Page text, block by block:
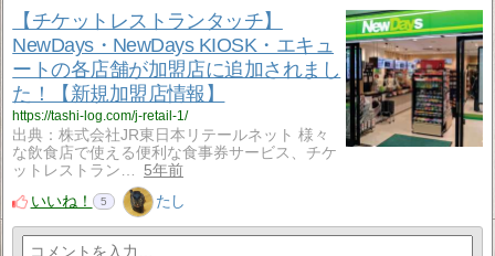
【チケットレストランタッチ】
NewDays・NewDays KIOSK・エキュ
ートの各店舗が加盟店に追加されまし
た！【新規加盟店情報】
https://tashi-log.com/j-retail-1/
出典：株式会社JR東日本リテールネット 様々
な飲食店で使える便利な食事券サービス、チケ
ットレストラン…
5年前
いいね！
5 たし